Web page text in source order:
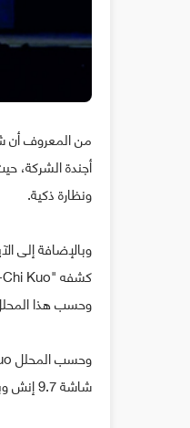
أجندة الشركة،
ونظارة ذكية.
وحسب هذا المحلل
شاشة 9.7 إنش وبمعالج A9X، فيما سيأتي الآيباد الثالث بشاشة بقياس ما بين 10 و10.5 إنش ومعالج A10X.